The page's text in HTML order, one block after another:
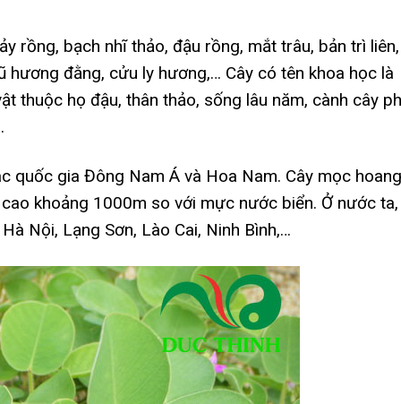
rồng, bạch nhĩ thảo, đậu rồng, mắt trâu, bản trì liên,
hương đằng, cửu ly hương,… Cây có tên khoa học là
thuộc họ đậu, thân thảo, sống lâu năm, cành cây
quốc gia Đông Nam Á và Hoa Nam. Cây mọc
khoảng 1000m so với mực nước biển. Ở nước ta,
Nội, Lạng Sơn, Lào Cai, Ninh Bình,…